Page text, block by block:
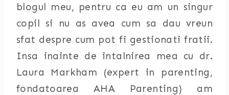
blogul meu, pentru ca eu am un singur
copil si nu as avea cum sa dau vreun
sfat despre cum pot fi gestionati fratii.
Insa inainte de intalnirea mea cu dr.
Laura Markham (expert in parenting,
fondatoarea AHA Parenting) am